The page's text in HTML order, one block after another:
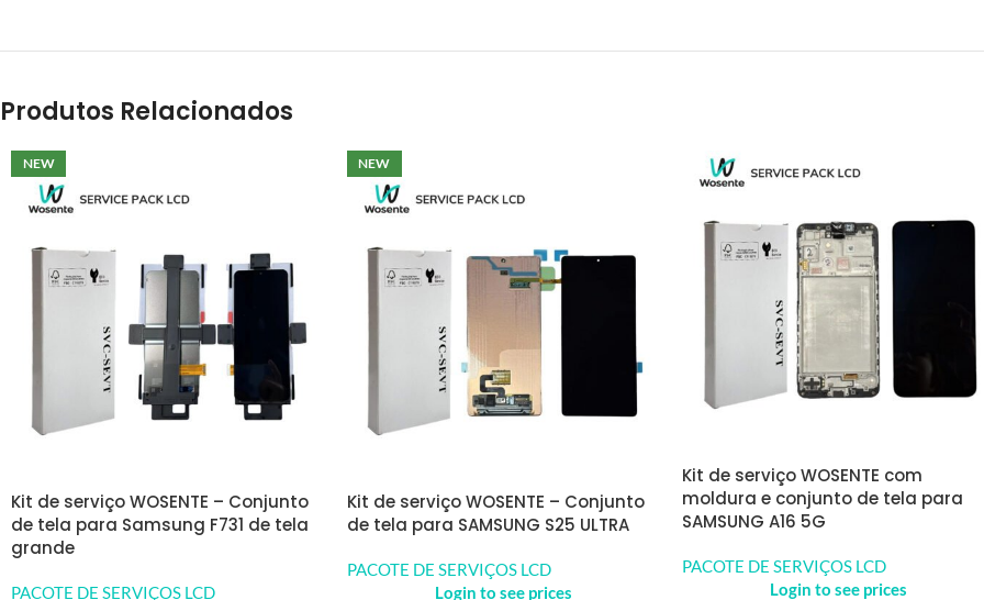
Produtos Relacionados
NEW
Kit de serviço WOSENTE – Conjunto
de tela para Samsung F731 de tela
grande
PACOTE DE SERVIÇOS LCD
NEW
Kit de serviço WOSENTE – Conjunto
de tela para SAMSUNG S25 ULTRA
PACOTE DE SERVIÇOS LCD
Login to see prices
Kit de serviço WOSENTE com
moldura e conjunto de tela para
SAMSUNG A16 5G
PACOTE DE SERVIÇOS LCD
Login to see prices